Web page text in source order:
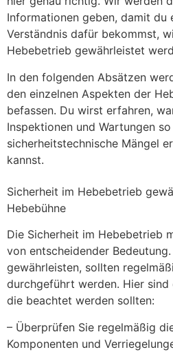
Informationen geben, damit du
Verständnis dafür bekommst,
Hebebetrieb gewährleistet
In den folgenden Absätzen
den einzelnen Aspekten der
befassen. Du wirst erfahren,
Inspektionen und Wartungen
sicherheitstechnische Mängel
kannst.
Sicherheit im Hebebetrieb
Hebebühne
Die Sicherheit im Hebebetrieb
von entscheidender
gewährleisten, sollten
durchgeführt werden. Hier
die beachtet werden sollten:
– Überprüfen Sie regelmäßig
Komponenten und